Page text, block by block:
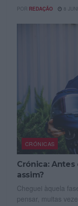
POR REDAÇÃO 8
CRÓNICAS
Crónica:
assim?
Cheguei àquela
pensar, muitas